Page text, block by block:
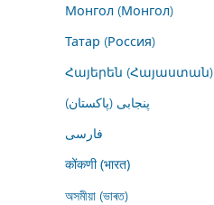
Монгол (Монгол)
Татар (Россия)
Հայերեն (Հայաստան)
پنجابی (پاکستان)
فارسى
कोंकणी (भारत)
অসমীয়া (ভাৰত)